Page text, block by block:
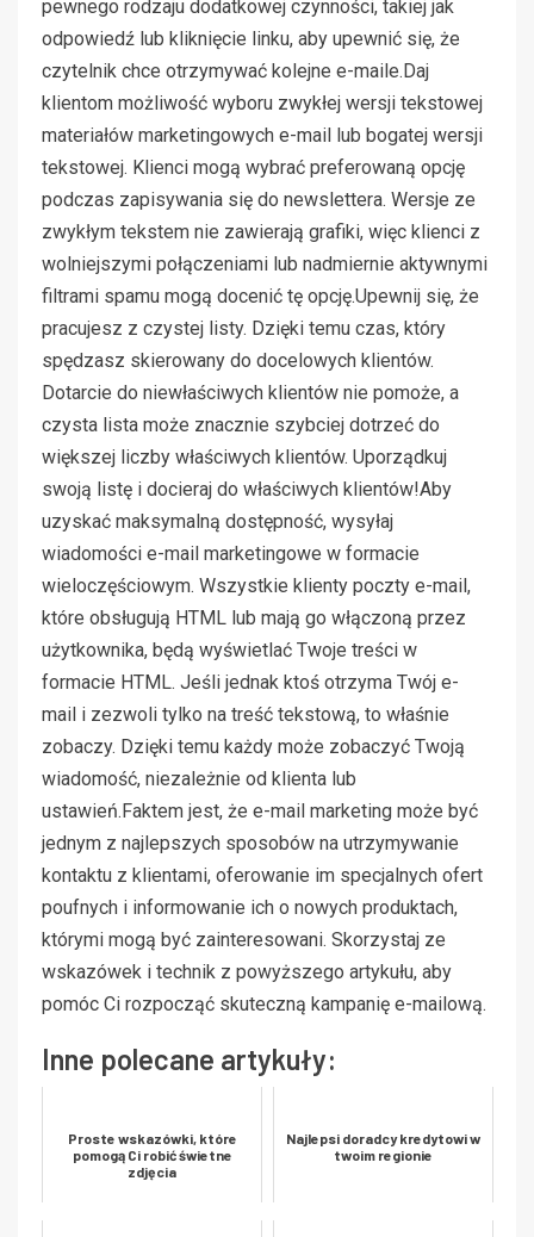
pewnego rodzaju dodatkowej czynności, takiej jak
odpowiedź lub kliknięcie linku, aby upewnić się, że
czytelnik chce otrzymywać kolejne e-maile.Daj
klientom możliwość wyboru zwykłej wersji tekstowej
materiałów marketingowych e-mail lub bogatej wersji
tekstowej. Klienci mogą wybrać preferowaną opcję
podczas zapisywania się do newslettera. Wersje ze
zwykłym tekstem nie zawierają grafiki, więc klienci z
wolniejszymi połączeniami lub nadmiernie aktywnymi
filtrami spamu mogą docenić tę opcję.Upewnij się, że
pracujesz z czystej listy. Dzięki temu czas, który
spędzasz skierowany do docelowych klientów.
Dotarcie do niewłaściwych klientów nie pomoże, a
czysta lista może znacznie szybciej dotrzeć do
większej liczby właściwych klientów. Uporządkuj
swoją listę i docieraj do właściwych klientów!Aby
uzyskać maksymalną dostępność, wysyłaj
wiadomości e-mail marketingowe w formacie
wieloczęściowym. Wszystkie klienty poczty e-mail,
które obsługują HTML lub mają go włączoną przez
użytkownika, będą wyświetlać Twoje treści w
formacie HTML. Jeśli jednak ktoś otrzyma Twój e-
mail i zezwoli tylko na treść tekstową, to właśnie
zobaczy. Dzięki temu każdy może zobaczyć Twoją
wiadomość, niezależnie od klienta lub
ustawień.Faktem jest, że e-mail marketing może być
jednym z najlepszych sposobów na utrzymywanie
kontaktu z klientami, oferowanie im specjalnych ofert
poufnych i informowanie ich o nowych produktach,
którymi mogą być zainteresowani. Skorzystaj ze
wskazówek i technik z powyższego artykułu, aby
pomóc Ci rozpocząć skuteczną kampanię e-mailową.
Inne polecane artykuły:
Proste wskazówki, które
pomogą Ci robić świetne
zdjęcia
Najlepsi doradcy kredytowi w
twoim regionie